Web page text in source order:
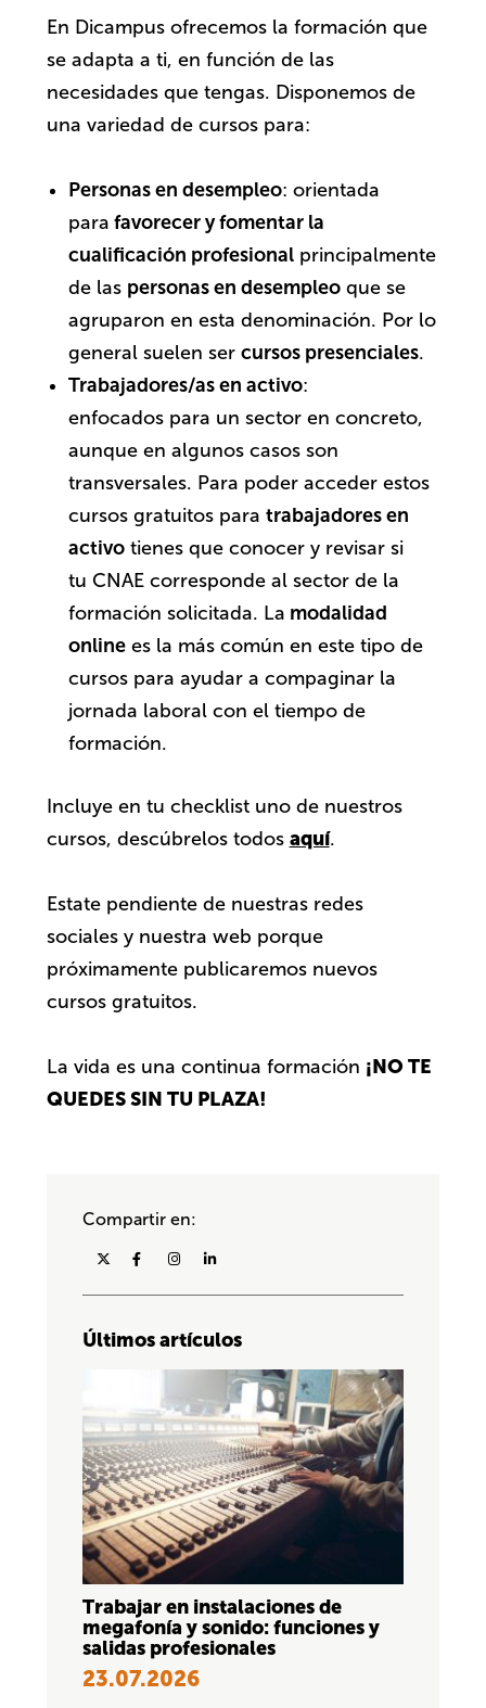
En Dicampus ofrecemos la formación que
se adapta a ti, en función de las
necesidades que tengas. Disponemos de
una variedad de cursos para:
Personas en desempleo: orientada
para favorecer y fomentar la
cualificación profesionalprincipalmente
de las personas en desempleoque se
agruparon en esta denominación. Por lo
general suelen ser cursos presenciales.
Trabajadores/as en activo:
enfocados para un sector en concreto,
aunque en algunos casos son
transversales. Para poder acceder estos
cursos gratuitos para trabajadores en
activotienes que conocer y revisar si
tu CNAEcorresponde al sector de la
formación solicitada. La modalidad
onlinees la más común en este tipo de
cursos para ayudar a compaginar la
jornada laboral con el tiempo de
formación.
Incluye en tu checklist uno de nuestros
cursos, descúbrelos todos aquí.
Estate pendiente de nuestras redes
sociales y nuestra web porque
próximamente publicaremos nuevos
cursos gratuitos.
La vida es una continua formación ¡NO TE
QUEDES SIN TU PLAZA!
Compartir en:
Últimos artículos
Trabajar en instalaciones de
megafonía y sonido: funciones y
salidas profesionales
23.07.2026